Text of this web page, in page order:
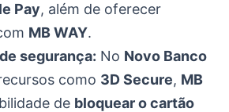
Pay, além de oferecer
MB WAY.
segurança: No Novo Banco
como 3D Secure, MB
de bloquear o cartão